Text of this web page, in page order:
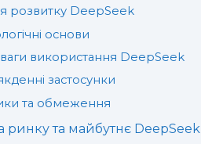
розвитку DeepSeek
основи
використання DeepSeek
застосунки
та обмеження
ринку та майбутнє DeepSeek